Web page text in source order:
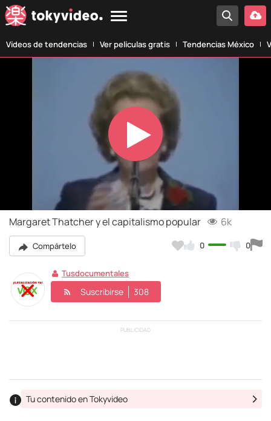
Vídeos de tendencias Ver películas gratis Tendencias México
Play
Video
Margaret Thatcher y el capitalismo popular 6k
Compártelo 0 0
Tusdocumentales
Suscribirse 308
PUBLICIDAD
Tu contenido en Tokyvideo